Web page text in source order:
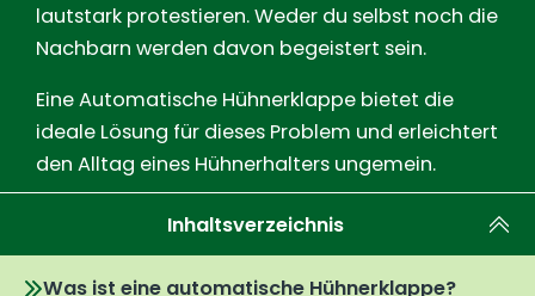
lautstark protestieren. Weder du selbst noch die
Nachbarn werden davon begeistert sein.
Eine Automatische Hühnerklappe bietet die
ideale Lösung für dieses Problem und erleichtert
den Alltag eines Hühnerhalters ungemein.
Inhaltsverzeichnis
Was ist eine automatische Hühnerklappe?